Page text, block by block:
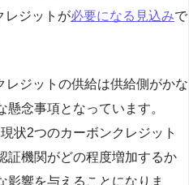
レジットが必要になる見込みで
レジットの供給は供給側がかな
念事項となっています。
状2つのカーボンクレジット
証機関がどの程度増加するか
影響を与えることになりま